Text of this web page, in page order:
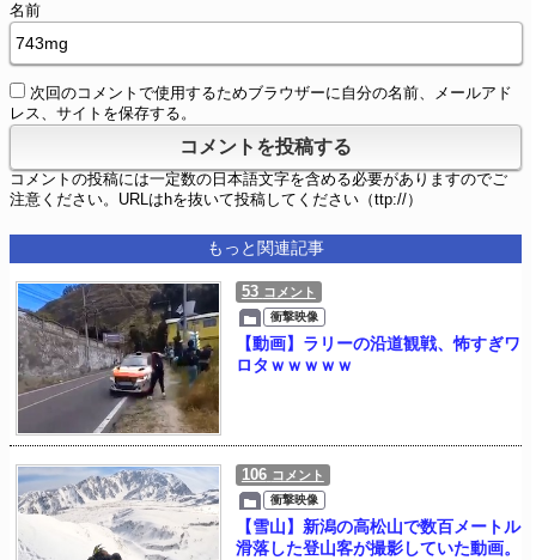
名前
次回のコメントで使用するためブラウザーに自分の名前、メールアド
レス、サイトを保存する。
コメントの投稿には一定数の日本語文字を含める必要がありますのでご
注意ください。URLはhを抜いて投稿してください（ttp://）
もっと関連記事
53 コメント
衝撃映像
【動画】ラリーの沿道観戦、怖すぎワ
ロタｗｗｗｗｗ
106 コメント
衝撃映像
【雪山】新潟の高松山で数百メートル
滑落した登山客が撮影していた動画。